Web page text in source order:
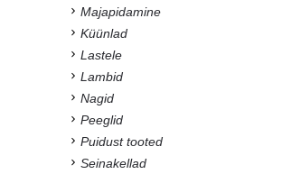
Majapidamine
Küünlad
Lastele
Lambid
Nagid
Peeglid
Puidust tooted
Seinakellad